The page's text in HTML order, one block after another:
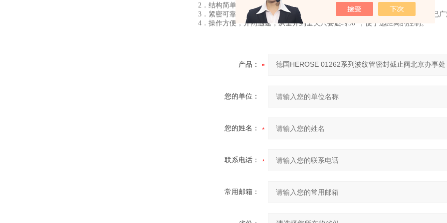
2．结构简单、体积小、重量轻。电动截止阀
3．紧密可靠，闸阀的密封面材料广泛使用塑料、密封性好，在真空系统中也已
4．操作方便，开闭迅速，从全开到全关只要旋转90°，便于远距离的控制。
产品：
您的单位：
您的姓名：
联系电话：
常用邮箱：